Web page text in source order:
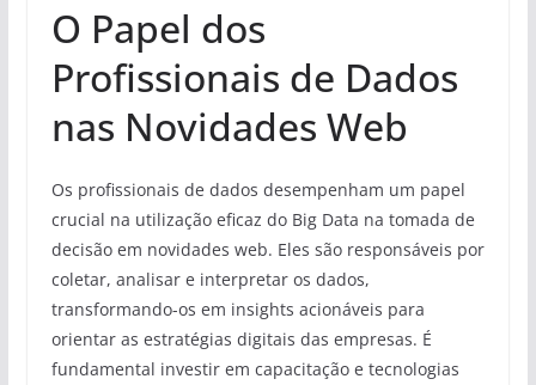
O Papel dos
Profissionais de Dados
nas Novidades Web
Os profissionais de dados desempenham um papel
crucial na utilização eficaz do Big Data na tomada de
decisão em novidades web. Eles são responsáveis por
coletar, analisar e interpretar os dados,
transformando-os em insights acionáveis para
orientar as estratégias digitais das empresas. É
fundamental investir em capacitação e tecnologias